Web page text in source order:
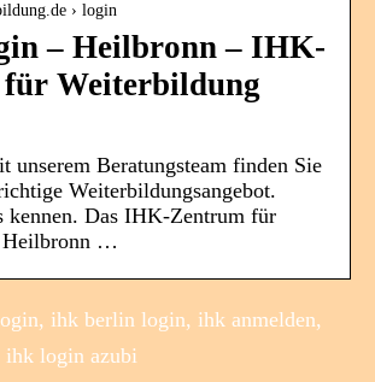
› login
– Heilbronn – IHK-
Weiterbildung
unserem Beratungsteam finden Sie
Weiterbildungsangebot.
kennen. Das IHK-Zentrum für
Heilbronn …
ihk berlin login, ihk anmelden,
login azubi